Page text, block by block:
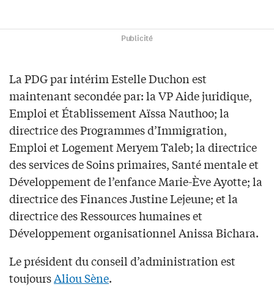
Publicité
La PDG par intérim Estelle Duchon est
maintenant secondée par: la VP Aide juridique,
Emploi et Établissement Aïssa Nauthoo; la
directrice des Programmes d’Immigration,
Emploi et Logement Meryem Taleb; la directrice
des services de Soins primaires, Santé mentale et
Développement de l’enfance Marie-Ève Ayotte; la
directrice des Finances Justine Lejeune; et la
directrice des Ressources humaines et
Développement organisationnel Anissa Bichara.
Le président du conseil d’administration est
toujoursAliou Sène.